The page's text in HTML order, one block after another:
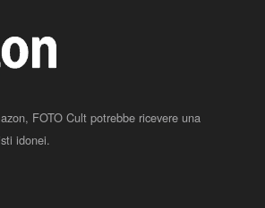
FOTO Cult potrebbe ricevere una
idonei.